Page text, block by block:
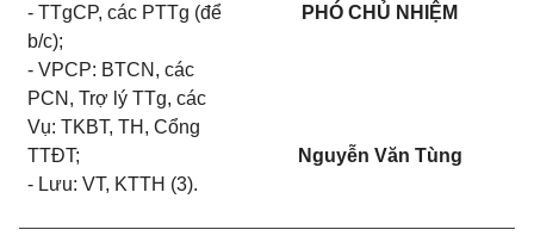
- TTgCP, các PTTg (để
b/c);
- VPCP: BTCN, các
PCN, Trợ lý TTg, các
Vụ: TKBT, TH, Cổng
TTĐT;
- Lưu: VT, KTTH (3).
PHÓ CHỦ NHIỆM
Nguyễn Văn Tùng